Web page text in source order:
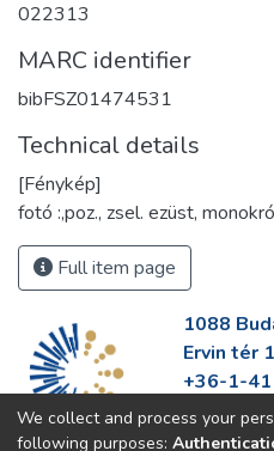
022313
MARC identifier
bibFSZ01474531
Technical details
[Fénykép]
fotó :,poz., zsel. ezüst,
Full item page
1088
Ervin tér
+36-1-
https://
We collect and process your
following purposes: